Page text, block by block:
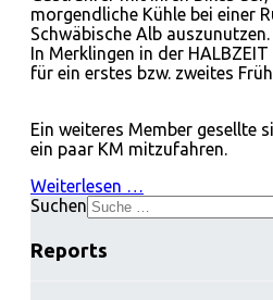
morgendliche Kühle bei einer
Schwäbische Alb auszunutzen.
In Merklingen in der
für ein erstes bzw. zweites
Ein weiteres Member gesellte
ein paar KM mitzufahren.
Weiterlesen …
Suchen
Reports